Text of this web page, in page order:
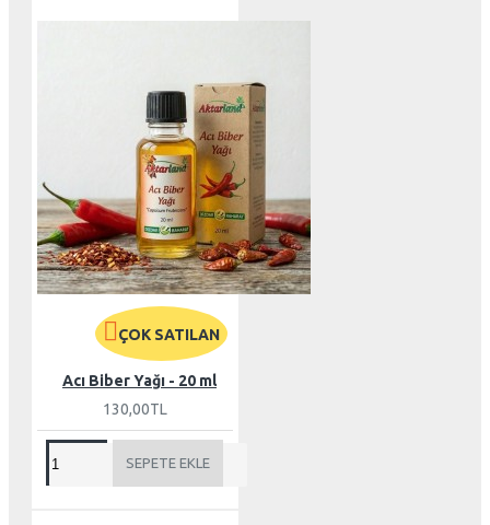
ÇOK SATILAN
Acı Biber Yağı - 20 ml
130,00TL
SEPETE EKLE